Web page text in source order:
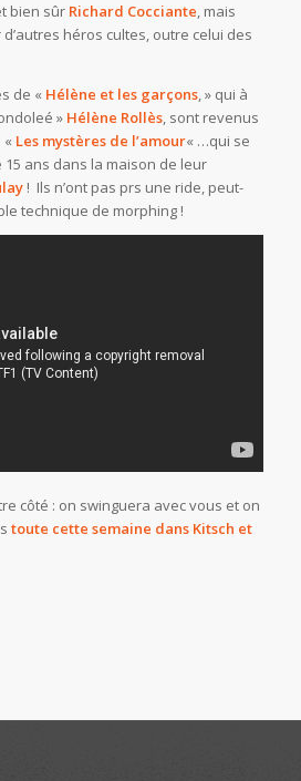
bien sûr Richard Cocciante, mais
héros cultes, outre celui des
de « Hélène et les garçons, » qui à
» Hélène Rollès, sont revenus
« Les mystères de l’amour« …qui se
ans dans la maison de leur
! Ils n’ont pas prs une ride, peut-
technique de morphing !
côté : on swinguera avec vous et on
toute cette semaine dans Kitsch et